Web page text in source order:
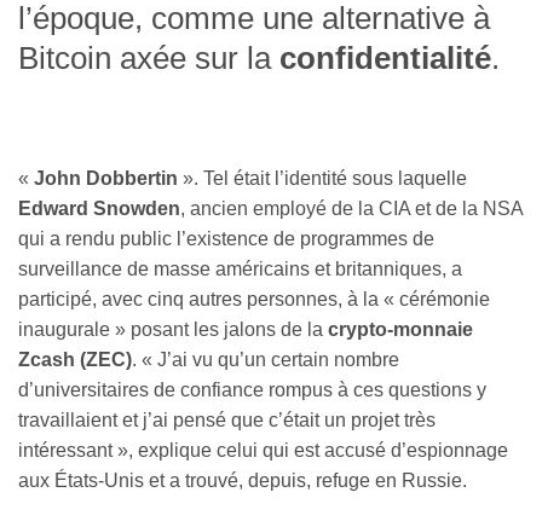
l’époque, comme une alternative à
Bitcoin axée sur la confidentialité.
« John Dobbertin ». Tel était l’identité sous laquelle
Edward Snowden, ancien employé de la CIA et de la NSA
qui a rendu public l’existence de programmes de
surveillance de masse américains et britanniques, a
participé, avec cinq autres personnes, à la « cérémonie
inaugurale » posant les jalons de la crypto-monnaie
Zcash (ZEC). « J’ai vu qu’un certain nombre
d’universitaires de confiance rompus à ces questions y
travaillaient et j’ai pensé que c’était un projet très
intéressant », explique celui qui est accusé d’espionnage
aux États-Unis et a trouvé, depuis, refuge en Russie.